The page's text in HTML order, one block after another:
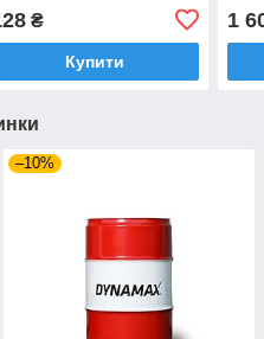
₴
Купити
1
–10%